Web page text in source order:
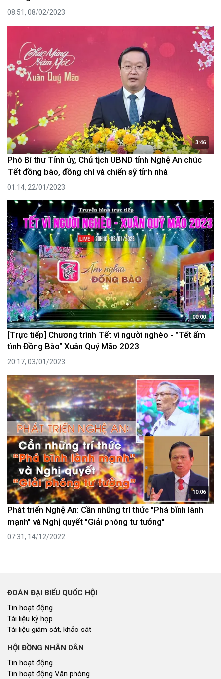
08:51, 08/02/2023
3:46
Phó Bí thư Tỉnh ủy, Chủ tịch UBND tỉnh Nghệ An chúc
Tết đồng bào, đồng chí và chiến sỹ tỉnh nhà
01:14, 22/01/2023
00:00
[Trực tiếp] Chương trình Tết vì người nghèo - "Tết ấm
tình Đồng Bào" Xuân Quý Mão 2023
20:17, 03/01/2023
10:06
Phát triển Nghệ An: Cần những trí thức "Phá bĩnh lành
mạnh" và Nghị quyết "Giải phóng tư tưởng"
07:31, 14/12/2022
ĐOÀN ĐẠI BIỂU QUỐC HỘI
Tin hoạt động
Tài liệu kỳ họp
Tài liệu giám sát, khảo sát
HỘI ĐỒNG NHÂN DÂN
Tin hoạt động
Tin hoạt động Văn phòng